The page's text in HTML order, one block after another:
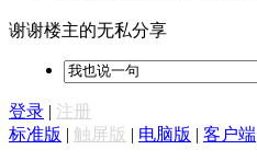
谢谢楼主的无私分享
登录 | 注册
标准版 | 触屏版 | 电脑版 | 客户端